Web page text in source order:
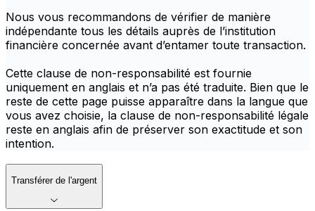
Nous vous recommandons de vérifier de manière
indépendante tous les détails auprès de l’institution
financière concernée avant d’entamer toute transaction.
Cette clause de non-responsabilité est fournie
uniquement en anglais et n’a pas été traduite. Bien que le
reste de cette page puisse apparaître dans la langue que
vous avez choisie, la clause de non-responsabilité légale
reste en anglais afin de préserver son exactitude et son
intention.
Transférer de l'argent